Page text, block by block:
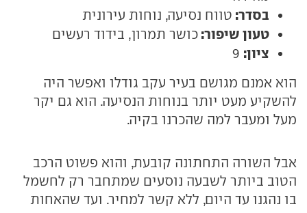
בסדר: טווח נסיעה, נוחות עירונית
טעון שיפור: כושר תמרון, בידוד רעשים
ציון:
הוא אמנם מגושם בעיר עקב גודלו ואפשר היה
להשקיע מעט יותר בנוחות הנסיעה. הוא גם יקר
מעל ומעבר למה שהכרנו בקיה.
אבל השורה התחתונה קובעת, והוא פשוט הרכב
הטוב ביותר לשבעה נוסעים שמתחבר רק לחשמל
בו נהגנו עד היום, ללא קשר למחיר. ועד שהאחות